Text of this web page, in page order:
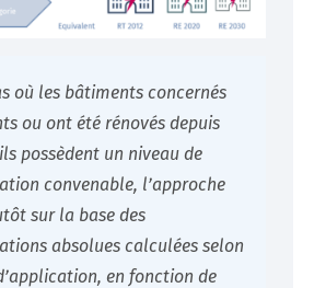
où les bâtiments concernés
ou ont été rénovés depuis
possèdent un niveau de
convenable, l’approche
sur la base des
absolues calculées selon
en fonction de